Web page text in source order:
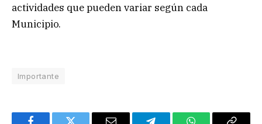
actividades que pueden variar según cada
Municipio.
Importante